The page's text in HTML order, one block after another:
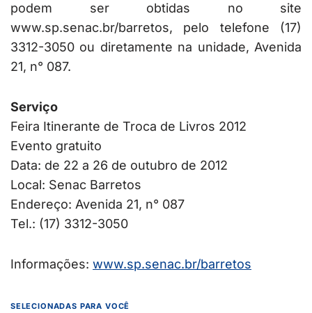
podem ser obtidas no site
www.sp.senac.br/barretos, pelo telefone (17)
3312-3050 ou diretamente na unidade, Avenida
21, n° 087.
Serviço
Feira Itinerante de Troca de Livros 2012
Evento gratuito
Data: de 22 a 26 de outubro de 2012
Local: Senac Barretos
Endereço: Avenida 21, n° 087
Tel.: (17) 3312-3050
Informações: www.sp.senac.br/barretos
SELECIONADAS PARA VOCÊ